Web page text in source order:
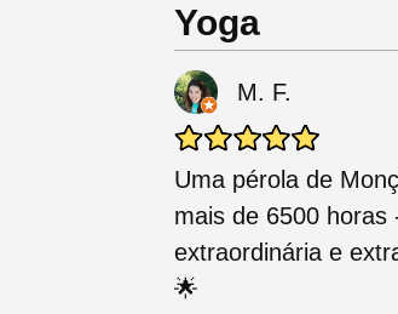
Yoga
M. F.
Uma pérola de
mais de 6500
extraordinária e
🌟